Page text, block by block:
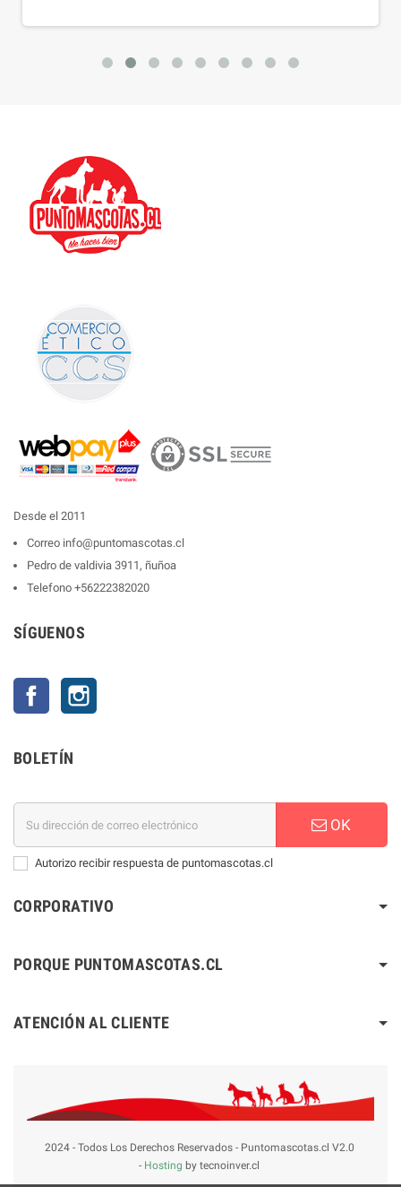
Desde el 2011
Correo info@puntomascotas.cl
Pedro de valdivia 3911, ñuñoa
Telefono +56222382020
SÍGUENOS
Facebook
BOLETÍN
OK
Autorizo recibir respuesta de puntomascotas.cl
CORPORATIVO
PORQUE PUNTOMASCOTAS.CL
ATENCIÓN AL CLIENTE
2024 - Todos Los Derechos Reservados - Puntomascotas.cl V2.0
- Hosting by tecnoinver.cl